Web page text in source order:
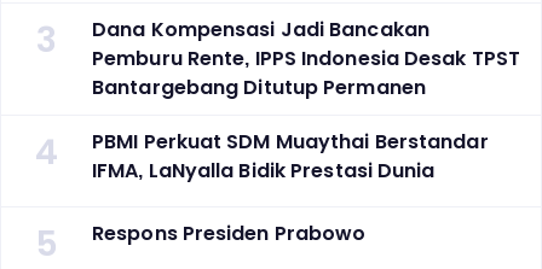
3
Dana Kompensasi Jadi Bancakan
Pemburu Rente, IPPS Indonesia Desak TPST
Bantargebang Ditutup Permanen
4
PBMI Perkuat SDM Muaythai Berstandar
IFMA, LaNyalla Bidik Prestasi Dunia
5 Respons Presiden Prabowo